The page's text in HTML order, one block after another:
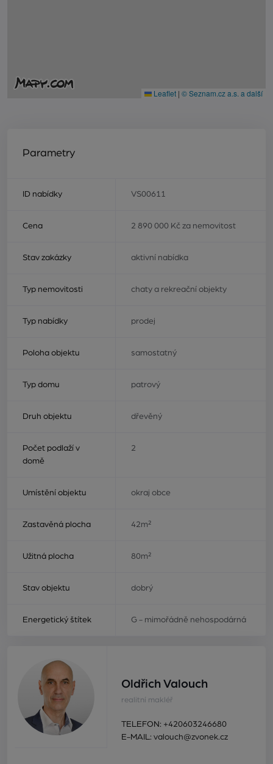
Leaflet | © Seznam.cz a.s. a další
Parametry
ID nabídky VS00611
Cena 2 890 000 Kč za nemovitost
Stav zakázky aktivní nabídka
Typ nemovitosti chaty a rekreační objekty
Typ nabídky prodej
Poloha objektu samostatný
Typ domu patrový
Druh objektu dřevěný
Počet podlaží v
domě
2
Umístění objektu okraj obce
Zastavěná plocha 42m²
Užitná plocha 80m²
Stav objektu dobrý
Energetický štítek G - mimořádně nehospodárná
Oldřich Valouch
realitní makléř
TELEFON: +420603246680
E-MAIL: valouch@zvonek.cz